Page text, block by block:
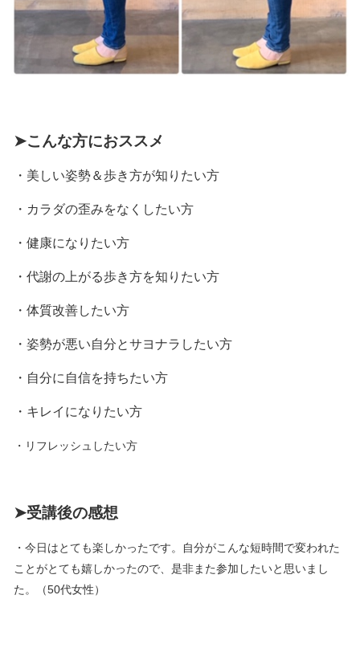
➤こんな方におススメ
・美しい姿勢＆歩き方が知りたい方
・カラダの歪みをなくしたい方
・健康になりたい方
・代謝の上がる歩き方を知りたい方
・体質改善したい方
・姿勢が悪い自分とサヨナラしたい方
・自分に自信を持ちたい方
・キレイになりたい方
・リフレッシュしたい方
➤受講後の感想
・今日はとても楽しかったです。自分がこんな短時間で変われた
ことがとても嬉しかったので、是非また参加したいと思いまし
た。（50代女性）